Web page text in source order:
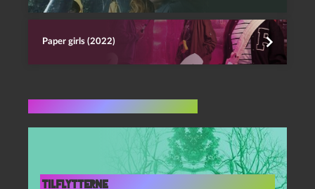
Paper girls (2022)
Tilflytterne